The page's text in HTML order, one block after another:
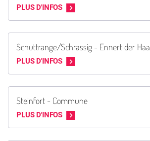
PLUS D'INFOS
Schuttrange/Schrassig - Ennert der
PLUS D'INFOS
Steinfort - Commune
PLUS D'INFOS